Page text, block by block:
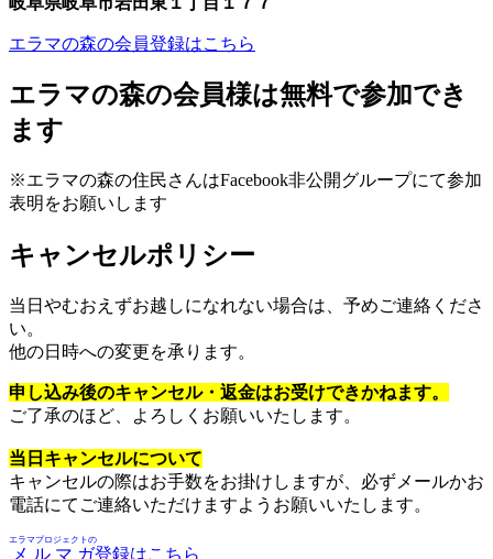
エラマの森の会員登録はこちら
エラマの森の会員様は無料で参加でき
ます
※エラマの森の住民さんはFacebook非公開グループにて参加
表明をお願いします
キャンセルポリシー
当日やむおえずお越しになれない場合は、予めご連絡くださ
い。
他の日時への変更を承ります。
申し込み後のキャンセル・返金はお受けできかねます。
ご了承のほど、よろしくお願いいたします。
当日キャンセルについて
キャンセルの際はお手数をお掛けしますが、必ずメールかお
電話にてご連絡いただけますようお願いいたします。
メルマガ
エラマプロジェクトの
登録はこちら